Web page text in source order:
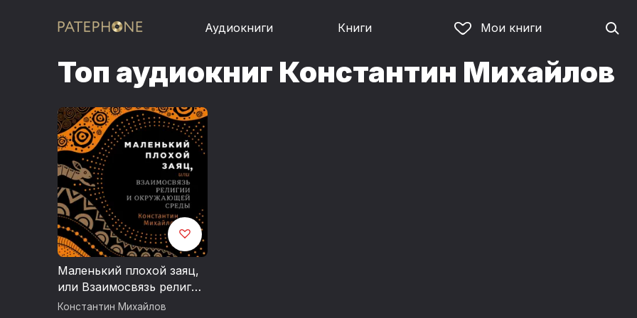
Аудиокниги Книги Мои книги
Топ аудиокниг Константин Михайлов
Маленький плохой заяц,
или Взаимосвязь религии
и окружающей среды
Константин Михайлов